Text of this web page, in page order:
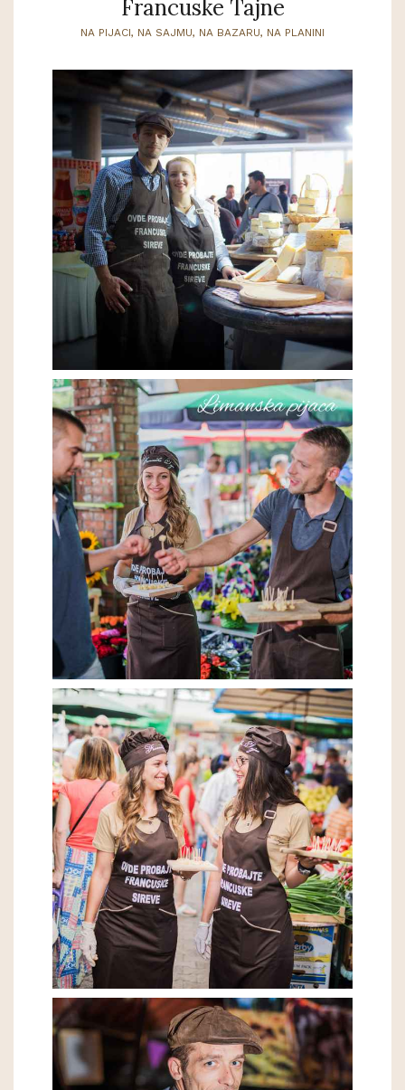
Francuske Tajne
NA PIJACI, NA SAJMU, NA BAZARU, NA PLANINI